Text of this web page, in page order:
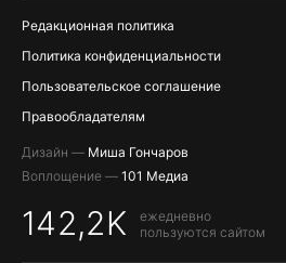
Редакционная политика
Политика конфиденциальности
Пользовательское соглашение
Правообладателям
Дизайн — Миша Гончаров
Воплощение — 101 Медиа
142,2K
ежедневно
пользуются сайтом